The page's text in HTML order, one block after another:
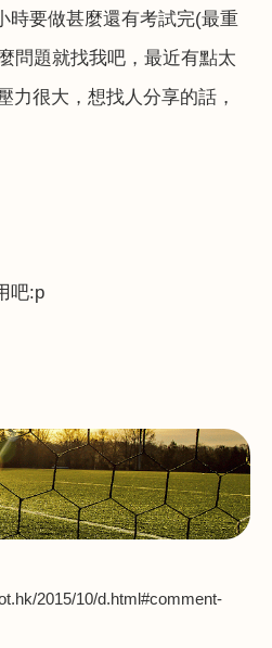
時要做甚麼還有考試完(最重
問題就找我吧，最近有點太
力很大，想找人分享的話，
吧:p
2015/10/d.html#comment-